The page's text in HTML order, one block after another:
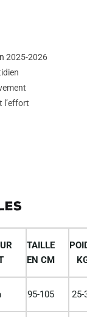
2025-2026
l’effort
TAILLE
EN CM
95-105 25-